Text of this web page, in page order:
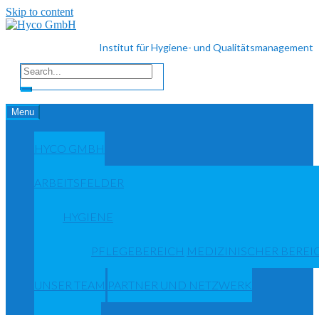
Skip to content
Institut für Hygiene- und Qualitätsmanagement
Menu
HYCO GMBH
ARBEITSFELDER
HYGIENE
PFLEGEBEREICH MEDIZINISCHER
UNSER TEAM PARTNER UND NETZWERK